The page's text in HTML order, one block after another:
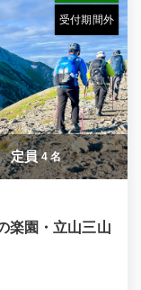
定員 4 名
受付期間外
楽園・立山三山